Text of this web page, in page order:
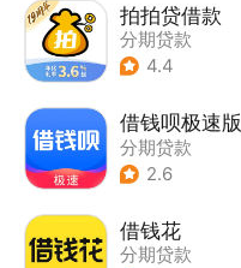
拍拍贷借款
分期贷款
4.4
借钱呗极速版
分期贷款
2.6
借钱花
分期贷款